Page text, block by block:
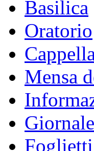
Basilica
Oratorio
Mensa
Giornale
Foglietti